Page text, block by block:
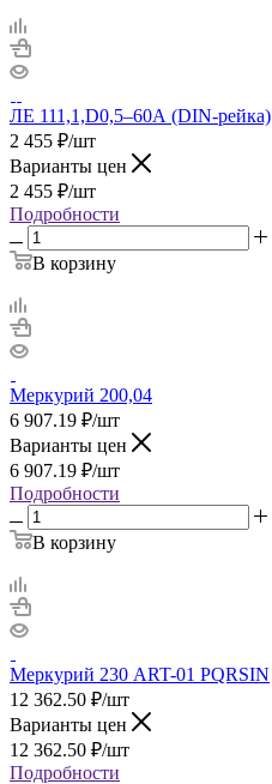
ЛЕ 111,1,D0,5–60А (DIN-рейка)
2 455 ₽/шт
Варианты цен
2 455 ₽/шт
Подробности
В корзину
Меркурий 200,04
6 907.19 ₽/шт
Варианты цен
6 907.19 ₽/шт
Подробности
В корзину
Меркурий 230 ART-01 PQRSIN
12 362.50 ₽/шт
Варианты цен
12 362.50 ₽/шт
Подробности